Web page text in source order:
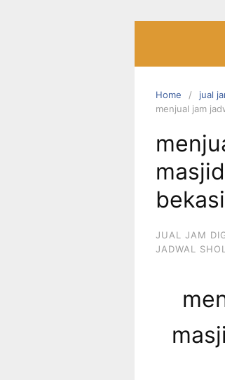
Home
jual
menjual jam
bekasi
JUAL JAM
JADWAL